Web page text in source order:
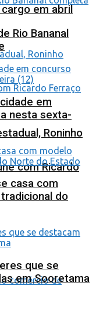
em abril
Roninho
com Ricardo
Rio Bananal
em
nesta sexta-
casa com
do
que se
em Sooretama